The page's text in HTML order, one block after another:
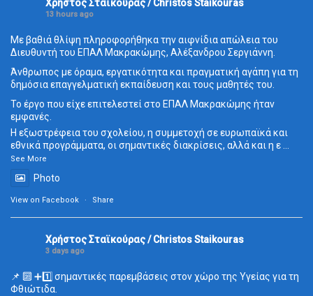
Χρήστος Σταϊκούρας / Christos Staikouras
13 hours ago
Με βαθιά θλίψη πληροφορήθηκα την αιφνίδια απώλεια του
Διευθυντή του ΕΠΑΛ Μακρακώμης, Αλέξανδρου Σεργιάννη.
Άνθρωπος με όραμα, εργατικότητα και πραγματική αγάπη για τη
δημόσια επαγγελματική εκπαίδευση και τους μαθητές του.
Το έργο που είχε επιτελεστεί στο ΕΠΑΛ Μακρακώμης ήταν
εμφανές.
Η εξωστρέφεια του σχολείου, η συμμετοχή σε ευρωπαϊκά και
εθνικά προγράμματα, οι σημαντικές διακρίσεις, αλλά και η ε...
See More
Photo
View on Facebook · Share
Χρήστος Σταϊκούρας / Christos Staikouras
3 days ago
📌 🔟 ➕1️⃣ σημαντικές παρεμβάσεις στον χώρο της Υγείας για τη
Φθιώτιδα.